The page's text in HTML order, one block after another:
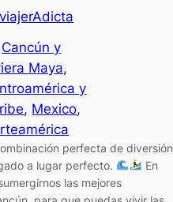
viajerAdicta
Cancún y
Maya
y
, Mexico
perfecta de diversión
a lugar perfecto.
En
las mejores